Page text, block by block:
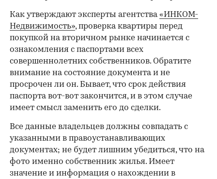
Как утверждают эксперты агентства«ИНКОМ-
Недвижимость», проверка квартиры перед
покупкой на вторичном рынке начинается с
ознакомления с паспортами всех
совершеннолетних собственников. Обратите
внимание на состояние документа и не
просрочен ли он. Бывает, что срок действия
паспорта вот-вот закончится, и в этом случае
имеет смысл заменить его до сделки.
Все данные владельцев должны совпадать с
указанными в правоустанавливающих
документах; не будет лишним убедиться, что на
фото именно собственник жилья. Имеет
значение и информация о нахождении в